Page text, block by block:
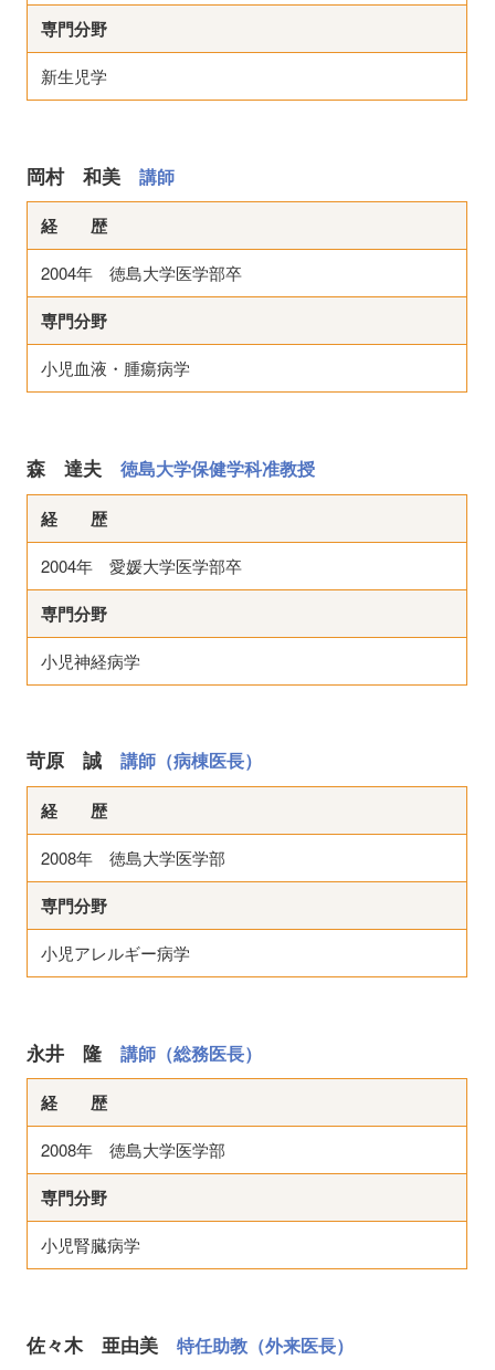
専門分野
新生児学
岡村 和美講師
経 歴
2004年 徳島大学医学部卒
専門分野
小児血液・腫瘍病学
森 達夫徳島大学保健学科准教授
経 歴
2004年 愛媛大学医学部卒
専門分野
小児神経病学
苛原 誠講師（病棟医長）
経 歴
2008年 徳島大学医学部
専門分野
小児アレルギー病学
永井 隆講師（総務医長）
経 歴
2008年 徳島大学医学部
専門分野
小児腎臓病学
佐々木 亜由美特任助教（外来医長）